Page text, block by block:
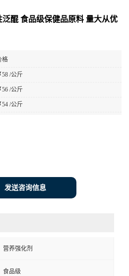
泛醌 食品级保健品原料 量大从优
格
58 /公斤
56 /公斤
54 /公斤
发送咨询信息
营养强化剂
食品级